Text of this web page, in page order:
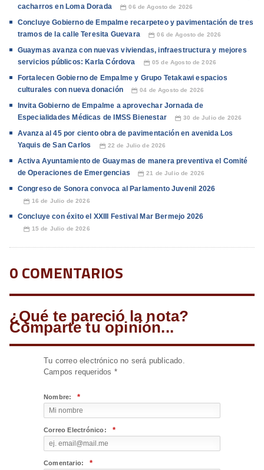
cacharros en Loma Dorada
📅 06 de Agosto de 2026
Concluye Gobierno de Empalme recarpeteo y pavimentación de tres
tramos de la calle Teresita Guevara
📅 06 de Agosto de 2026
Guaymas avanza con nuevas viviendas, infraestructura y mejores
servicios públicos: Karla Córdova
📅 05 de Agosto de 2026
Fortalecen Gobierno de Empalme y Grupo Tetakawi espacios
culturales con nueva donación
📅 04 de Agosto de 2026
Invita Gobierno de Empalme a aprovechar Jornada de
Especialidades Médicas de IMSS Bienestar
📅 30 de Julio de 2026
Avanza al 45 por ciento obra de pavimentación en avenida Los
Yaquis de San Carlos
📅 22 de Julio de 2026
Activa Ayuntamiento de Guaymas de manera preventiva el Comité
de Operaciones de Emergencias
📅 21 de Julio de 2026
Congreso de Sonora convoca al Parlamento Juvenil 2026
📅 16 de Julio de 2026
Concluye con éxito el XXIII Festival Mar Bermejo 2026
📅 15 de Julio de 2026
0 COMENTARIOS
¿Qué te pareció la nota?
Comparte tu opinión...
Tu correo electrónico no será publicado.
Campos requeridos *
Nombre: *
Correo Electrónico: *
Comentario: *